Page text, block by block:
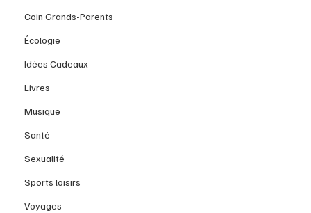
Coin Grands-Parents
Écologie
Idées Cadeaux
Livres
Musique
Santé
Sexualité
Sports loisirs
Voyages